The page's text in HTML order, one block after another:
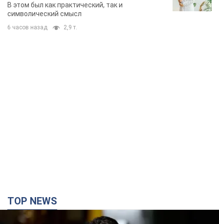
В этом был как практический, так и
символический смысл
6 часов назад 2,9 т.
TOP NEWS